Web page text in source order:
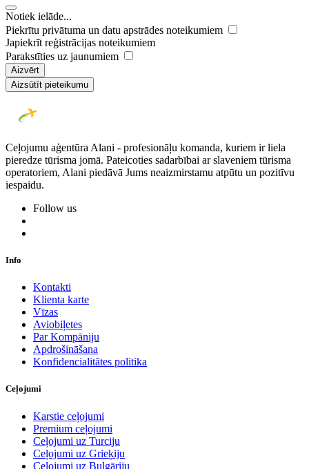
Notiek ielāde...
Piekrītu privātuma un datu apstrādes noteikumiem
Japiekrīt reģistrācijas noteikumiem
Parakstīties uz jaunumiem
Aizvērt
Aizsūtīt pieteikumu
Ceļojumu aģentūra Alani - profesionāļu komanda, kuriem ir liela
pieredze tūrisma jomā. Pateicoties sadarbībai ar slaveniem tūrisma
operatoriem, Alani piedāvā Jums neaizmirstamu atpūtu un pozitīvu
iespaidu.
Follow us
Info
Kontakti
Klienta karte
Vīzas
Aviobiļetes
Par Kompāniju
Apdrošināšana
Konfidencialitātes politika
Ceļojumi
Karstie ceļojumi
Premium ceļojumi
Ceļojumi uz Turciju
Ceļojumi uz Grieķiju
Ceļojumi uz Bulgāriju